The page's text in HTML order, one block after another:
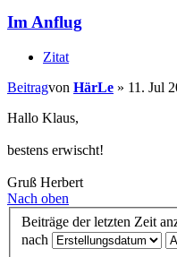
Im Anflug
Zitat
Beitragvon HärLe » 11. Jul
Hallo Klaus,
bestens erwischt!
Gruß Herbert
Nach oben
Beiträge der letzten Zeit
nach